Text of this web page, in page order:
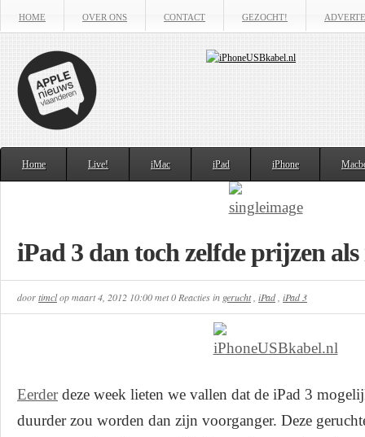
HOME OVER ONS CONTACT GEZOCHT!
Home Live! iMac iPad iPhone
iPad 3 dan toch zelfde prijzen als
doortimclopmaart 4, 2012 10:00met0 Reactiesin gerucht, iPad, iPad 3
Eerderdeze week lieten we vallen dat de iPad 3
duurder zou worden dan zijn voorganger. Deze